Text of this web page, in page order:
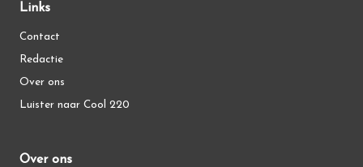
Links
Contact
Redactie
Over ons
Luister naar Cool 220
Over ons